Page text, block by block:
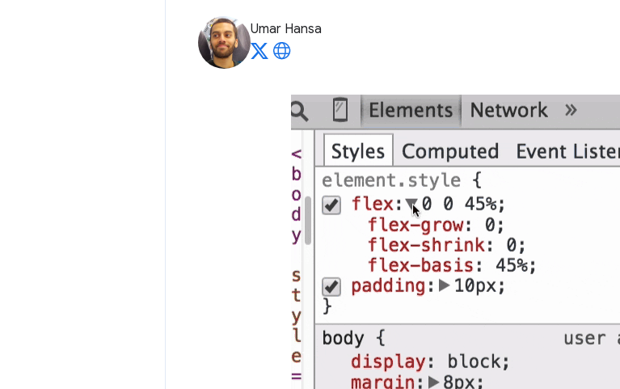
Umar Hansa